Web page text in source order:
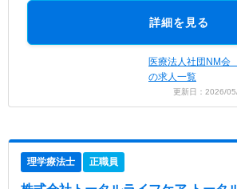
詳細を見る
医療法人社団NM
の求人一覧
更新日：2026/
理学療法士 正職員